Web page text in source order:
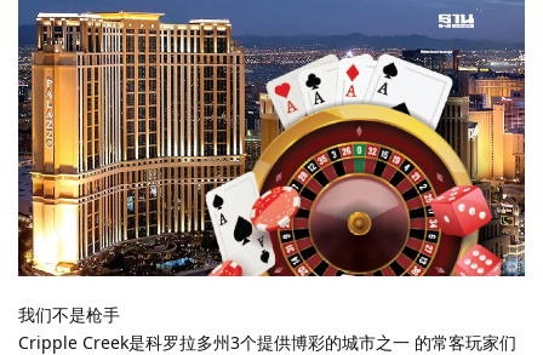
我们不是枪手
Cripple Creek是科罗拉多州3个提供博彩的城市之一 的常客玩家们